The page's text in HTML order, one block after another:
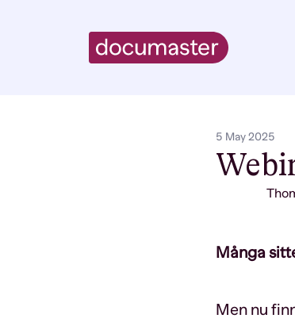
5 May 2025
Många
Men nu